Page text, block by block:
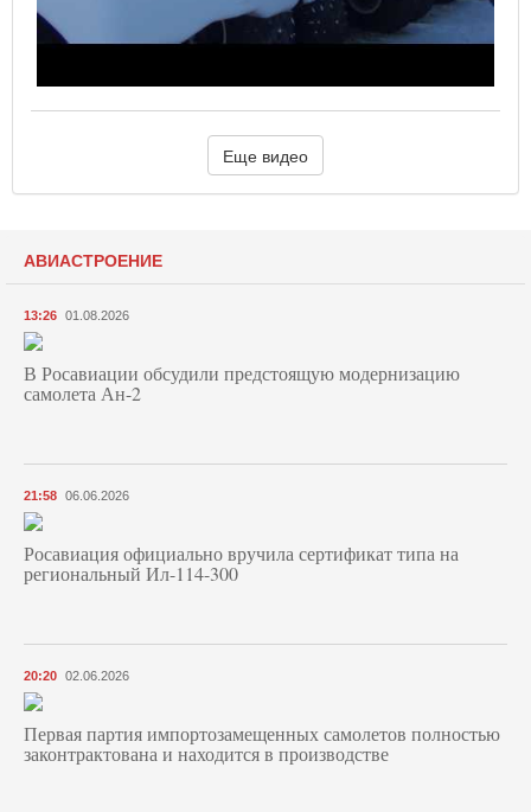
Еще видео
АВИАСТРОЕНИЕ
13:26 01.08.2026
В Росавиации обсудили предстоящую модернизацию
самолета Ан-2
21:58 06.06.2026
Росавиация официально вручила сертификат типа на
региональный Ил-114-300
20:20 02.06.2026
Первая партия импортозамещенных самолетов полностью
законтрактована и находится в производстве